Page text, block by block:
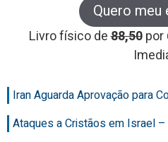
Quero meu
Livro físico de88,50 por
Iran Aguarda Aprovação para
Ataques a Cristãos em Israel